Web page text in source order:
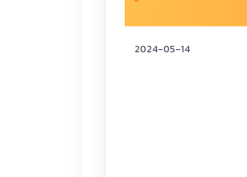
2024-05-14